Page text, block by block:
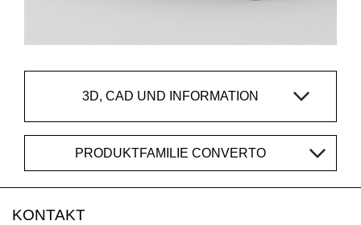
3D, CAD UND INFORMATION
PRODUKTFAMILIE CONVERTO
KONTAKT